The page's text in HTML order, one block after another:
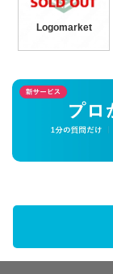
Logomarket